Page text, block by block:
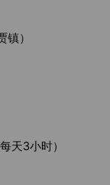
）
天3小时）